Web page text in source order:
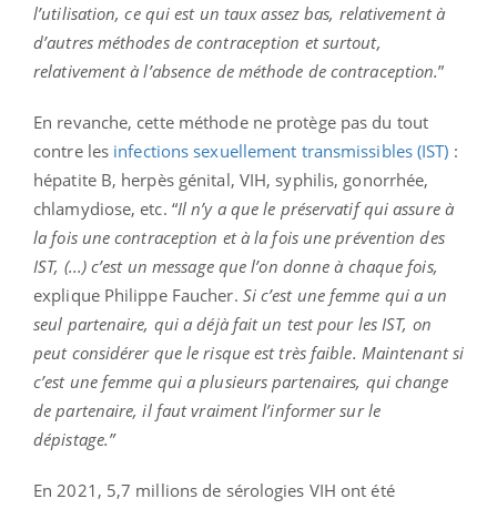
l’utilisation, ce qui est un taux assez bas, relativement à
d’autres méthodes de contraception et surtout,
relativement à l’absence de méthode de contraception.”
En revanche, cette méthode ne protège pas du tout
contre les infections sexuellement transmissibles (IST) :
hépatite B, herpès génital, VIH, syphilis, gonorrhée,
chlamydiose, etc. “Il n’y a que le préservatif qui assure à
la fois une contraception et à la fois une prévention des
IST, (...) c’est un message que l’on donne à chaque fois,
explique Philippe Faucher. Si c’est une femme qui a un
seul partenaire, qui a déjà fait un test pour les IST, on
peut considérer que le risque est très faible. Maintenant si
c’est une femme qui a plusieurs partenaires, qui change
de partenaire, il faut vraiment l’informer sur le
dépistage.”
En 2021, 5,7 millions de sérologies VIH ont été